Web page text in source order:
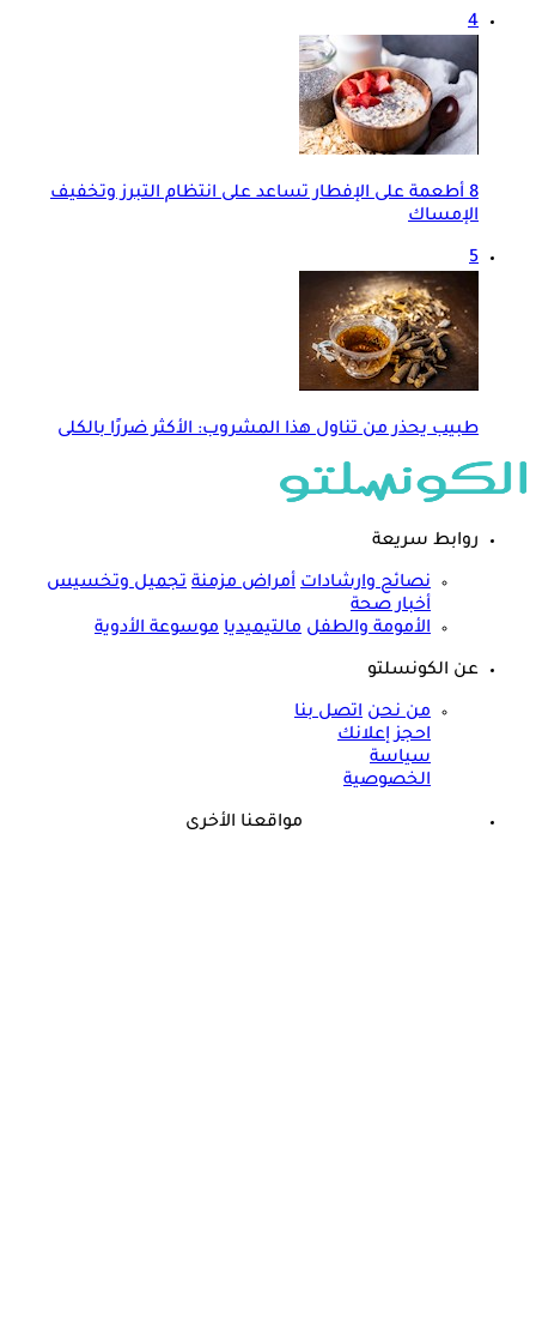
4
8 أطعمة على الإفطار تساعد على انتظام التبرز وتخفيف
الإمساك
5
طبيب يحذر من تناول هذا المشروب: الأكثر ضررًا بالكلى
روابط سريعة
نصائح وارشادات أمراض مزمنة تجميل وتخسيس
أخبار صحة
الأمومة والطفل مالتيميديا موسوعة الأدوية
عن الكونسلتو
من نحن اتصل بنا
احجز إعلانك
سياسة
الخصوصية
مواقعنا الأخرى